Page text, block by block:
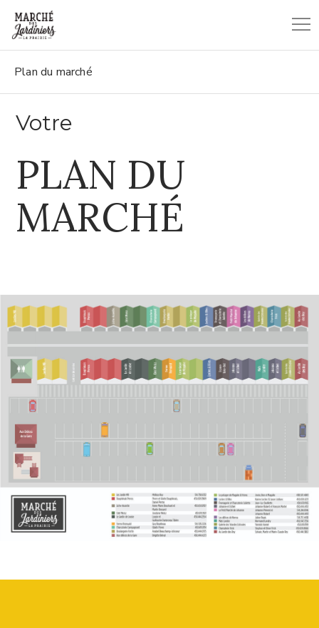
Plan du marché
Votre
PLAN DU
MARCHÉ